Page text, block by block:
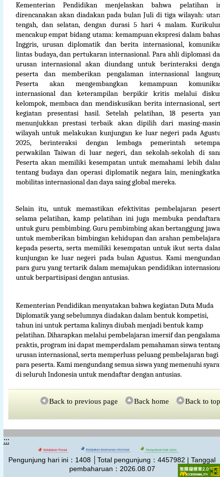
Kementerian Pendidikan menjelaskan bahwa pelatihan
direncanakan akan diadakan pada bulan Juli di tiga wilayah:
tengah, dan selatan, dengan durasi 5 hari 4 malam.
mencakup empat bidang utama: kemampuan ekspresi dalam
Inggris, urusan diplomatik dan berita internasional,
lintas budaya, dan pertukaran internasional. Para ahli diplomasi
urusan internasional akan diundang untuk berinteraksi
peserta dan memberikan pengalaman internasional
Peserta akan mengembangkan kemampuan
internasional dan keterampilan berpikir kritis melalui
kelompok, membaca dan mendiskusikan berita internasional,
kegiatan presentasi hasil. Setelah pelatihan, 18 peserta
menunjukkan prestasi terbaik akan dipilih dari masing-
wilayah untuk melakukan kunjungan ke luar negeri pada
2025, berinteraksi dengan lembaga pemerintah
perwakilan Taiwan di luar negeri, dan sekolah-sekolah di
Peserta akan memiliki kesempatan untuk memahami lebih
tentang budaya dan operasi diplomatik negara lain,
mobilitas internasional dan daya saing global mereka.
Selain itu, untuk memastikan efektivitas pembelajaran
selama pelatihan, kamp pelatihan ini juga membuka
untuk guru pembimbing. Guru pembimbing akan bertanggung
untuk memberikan bimbingan kehidupan dan arahan
kepada peserta, serta memiliki kesempatan untuk ikut serta
kunjungan ke luar negeri pada bulan Agustus. Kami
para guru yang tertarik dalam memajukan pendidikan
untuk berpartisipasi dengan antusias.
Kementerian Pendidikan menyatakan bahwa kegiatan Duta Muda
Diplomatik yang sebelumnya diadakan dalam bentuk kompetisi,
tahun ini untuk pertama kalinya diubah menjadi bentuk kamp
pelatihan. Diharapkan melalui pembelajaran imersif dan
praktis, program ini dapat memperdalam pemahaman siswa
urusan internasional, serta memperluas peluang pembelajaran bagi
para peserta. Kami mengundang semua siswa yang memenuhi
di seluruh Indonesia untuk mendaftar dengan antusias.
Back to previous page Back home Back to top
:::
Pengunjung hari ini： 1408 │Total pengunjung：4457982 | Tanggal
pembaharuan：2026.08.07